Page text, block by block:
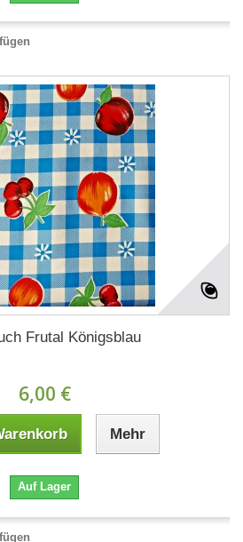
Frutal Königsblau
6,00 €
Mehr
Auf Lager